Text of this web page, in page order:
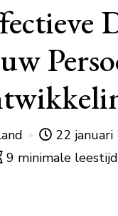
22 januari
9 minimale leestijd